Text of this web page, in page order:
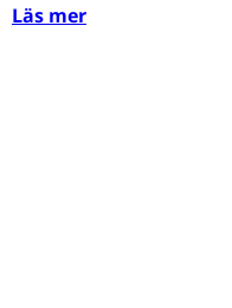
Läs mer